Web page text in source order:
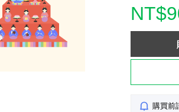
購買前